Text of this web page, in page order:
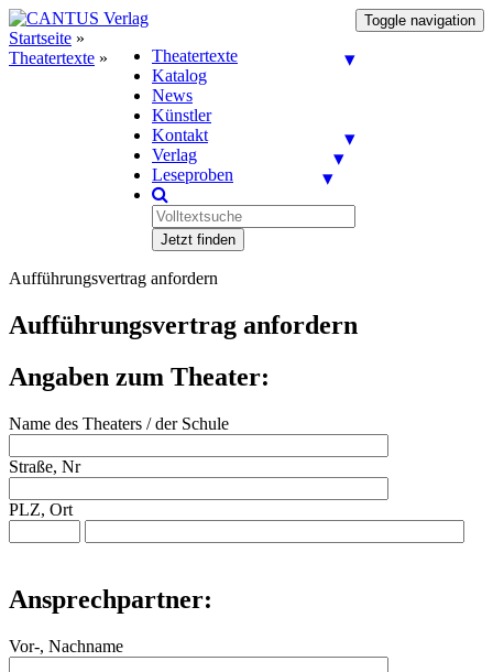
Toggle navigation
Theatertexte
Katalog
News
Künstler
Kontakt
Verlag
Leseproben
Jetzt finden
Startseite »
Theatertexte »
Aufführungsvertrag anfordern
Aufführungsvertrag anfordern
Angaben zum Theater:
Name des Theaters / der Schule
Straße, Nr
PLZ, Ort
Ansprechpartner:
Vor-, Nachname